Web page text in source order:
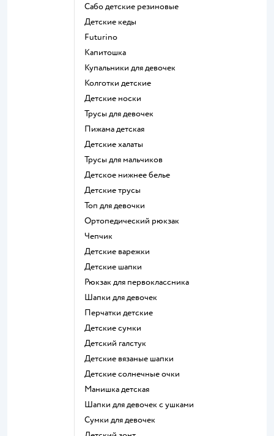
Сабо детские резиновые
Детские кеды
Futurino
Капитошка
Купальники для девочек
Колготки детские
Детские носки
Трусы для девочек
Пижама детская
Детские халаты
Трусы для мальчиков
Детское нижнее белье
Детские трусы
Топ для девочки
Ортопедический рюкзак
Чепчик
Детские варежки
Детские шапки
Рюкзак для первоклассника
Шапки для девочек
Перчатки детские
Детские сумки
Детский галстук
Детские вязаные шапки
Детские солнечные очки
Манишка детская
Шапки для девочек с ушками
Сумки для девочек